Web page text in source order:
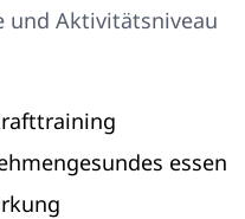
und Aktivitätsniveau
gesundes essen